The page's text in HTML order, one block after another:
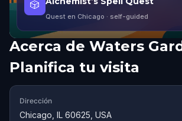
🎲
Quest en Chicago · self-guided
Acerca de Waters
Planifica tu visita
Dirección
Chicago, IL 60625, USA